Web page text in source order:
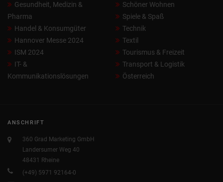
Gesundheit, Medizin &
Pharma
Handel & Konsumgüter
Hannover Messe 2024
ISM 2024
IT- &
Kommunikationslösungen
Schöner Wohnen
Spiele & Spaß
Technik
Textil
Tourismus & Freizeit
Transport & Logistik
Österreich
ANSCHRIFT
360 Grad Marketing GmbH
Landersumer Weg 40
48431 Rheine
(+49) 5971 92164-0